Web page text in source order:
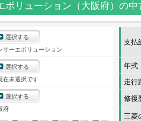
ボリューション（大阪府）の中
選択する
サーエボリューション
選択する
在未選択です
選択する
府
支払
年式
走行
修復
三菱